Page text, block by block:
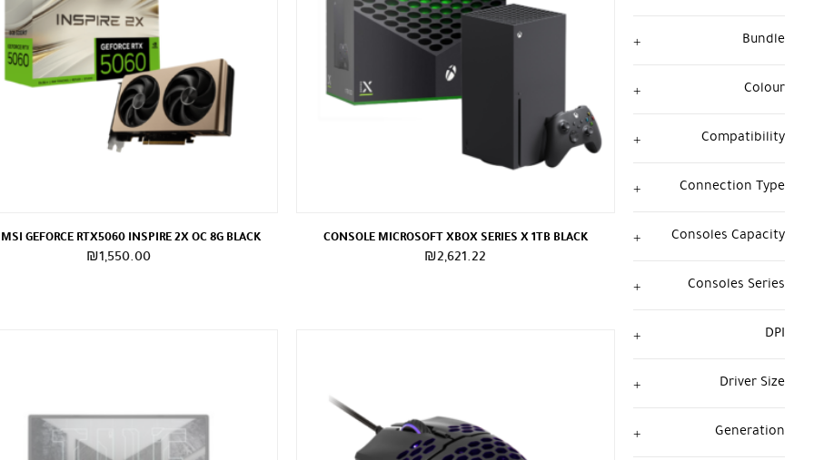
Bundle
Colour
Compatibility
Connection Type
Consoles Capacity
Consoles Series
DPI
Driver Size
Generation
CONSOLE MICROSOFT XBOX SERIES X 1TB BLACK
₪2,621.22
GEFORCE RTX5060 INSPIRE 2X OC 8G BLACK
₪1,550.00